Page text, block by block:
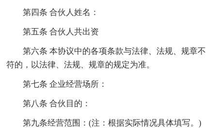
第四条 合伙人姓名：
第五条 合伙人共出资
第六条 本协议中的各项条款与法律、法规、规章不
符的，以法律、法规、规章的规定为准。
第七条 企业经营场所：
第八条 合伙目的：
第九条经营范围：(注：根据实际情况具体填写。)